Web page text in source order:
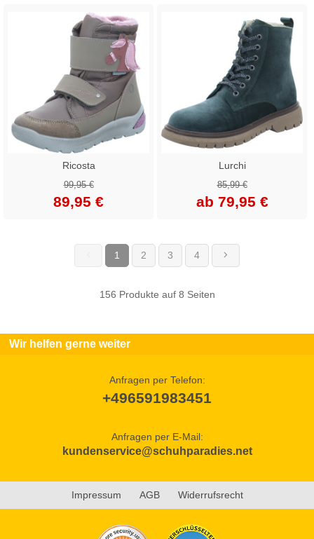
Ricosta
99,95 €
89,95 €
Lurchi
85,99 €
ab 79,95 €
1 (current)
2 3 4
156 Produkte auf 8 Seiten
Wir helfen gerne weiter
Anfragen per Telefon:
+496591983451
Anfragen per E-Mail:
kundenservice@schuhparadies.net
Impressum AGB Widerrufsrecht